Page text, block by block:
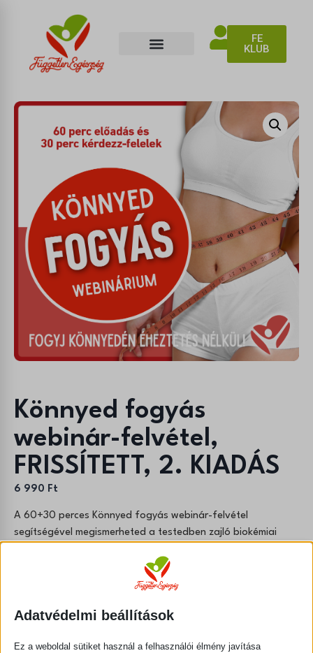
FE
KLUB
Könnyed fogyás
webinár-felvétel,
FRISSÍTETT, 2. KIADÁS
6 990 Ft
A 60+30 perces Könnyed fogyás webinár-felvétel
segítségével megismerheted a testedben zajló biokémiai
végre tényleg Te irányítsd a testsúlyodat ahelyett, hogy ő
irányítana Téged. Egészséges táplálkozási szemléleten és
megtapasztalod a Benned rejlő valódi erőt és kitartást.
Adatvédelmi beállítások
Ez a weboldal sütiket használ a felhasználói élmény javítása